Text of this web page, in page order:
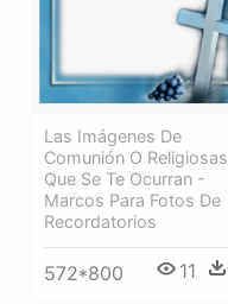
Las Imágenes De
Comunión O Religiosas
Que Se Te Ocurran -
Marcos Para Fotos De
Recordatorios
572*800 11